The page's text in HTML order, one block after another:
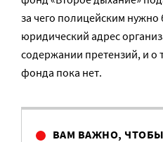
за чего полицейским нужно
юридический адрес
содержании претензий, и о
фонда пока нет.
ВАМ ВАЖНО, ЧТОБЫ